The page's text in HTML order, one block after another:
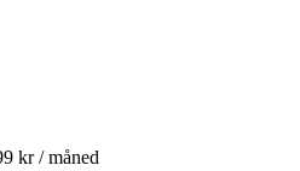
kr / måned